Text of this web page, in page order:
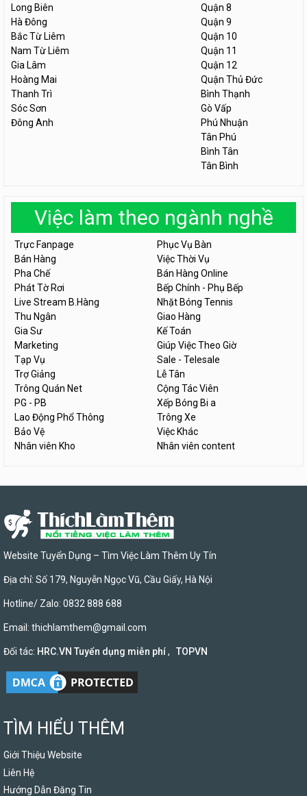
Long Biên
Hà Đông
Bắc Từ Liêm
Nam Từ Liêm
Gia Lâm
Hoàng Mai
Thanh Trì
Sóc Sơn
Đông Anh
Quận 8
Quận 9
Quận 10
Quận 11
Quận 12
Quận Thủ Đức
Bình Thạnh
Gò Vấp
Phú Nhuận
Tân Phú
Bình Tân
Tân Bình
Việc làm theo ngành nghề
Trực Fanpage
Phục Vụ Bàn
Bán Hàng
Việc Thời Vụ
Pha Chế
Bán Hàng Online
Phát Tờ Rơi
Bếp Chính - Phụ Bếp
Live Stream B.Hàng
Nhặt Bóng Tennis
Thu Ngân
Giao Hàng
Gia Sư
Kế Toán
Marketing
Giúp Việc Theo Giờ
Tạp Vụ
Sale - Telesale
Trợ Giảng
Lễ Tân
Trông Quán Net
Cộng Tác Viên
PG - PB
Xếp Bóng Bi a
Lao Động Phổ Thông
Trông Xe
Bảo Vệ
Việc Khác
Nhân viên Kho
Nhân viên content
Website Tuyển Dụng – Tìm Việc Làm Thêm Uy Tín
Địa chỉ: Số 179, Nguyễn Ngọc Vũ, Cầu Giấy, Hà Nội
Hotline/ Zalo: 0832 888 688
Email: thichlamthem@gmail.com
Đối tác: HRC.VN Tuyển dụng miễn phí, TOPVN
TÌM HIỂU THÊM
Giới Thiệu Website
Liên Hệ
Hướng Dẫn Đăng Tin